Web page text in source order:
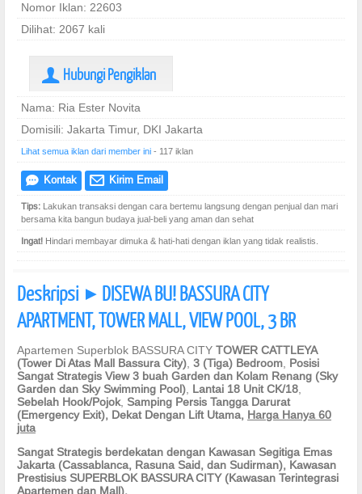
Nomor Iklan: 22603
Dilihat: 2067 kali
U Hubungi Pengiklan
Nama: Ria Ester Novita
Domisili: Jakarta Timur, DKI Jakarta
Lihat semua iklan dari member ini - 117 iklan
e Kontak @ Kirim Email
Tips: Lakukan transaksi dengan cara bertemu langsung dengan penjual dan mari
bersama kita bangun budaya jual-beli yang aman dan sehat
Ingat! Hindari membayar dimuka & hati-hati dengan iklan yang tidak realistis.
Deskripsi ] DISEWA BU! BASSURA CITY
APARTMENT, TOWER MALL, VIEW POOL, 3 BR
Apartemen Superblok BASSURA CITY TOWER CATTLEYA
(Tower Di Atas Mall Bassura City) 3 (Tiga) Bedroom Posisi
Sangat Strategis View 3 buah Garden dan Kolam Renang (Sky
Garden dan Sky Swimming Pool) Lantai 18 Unit CK/18
Sebelah Hook/Pojok, Samping Persis Tangga Darurat
(Emergency Exit), Dekat Dengan LiftUtama, Harga Hanya 60
juta
Sangat Strategis berdekatan dengan Kawasan Segitiga Emas
Jakarta (Cassablanca, Rasuna Said, dan Sudirman), Kawasan
Prestisius SUPERBLOK BASSURA CITY (Kawasan Terintegrasi
Apartemen dan Mall).